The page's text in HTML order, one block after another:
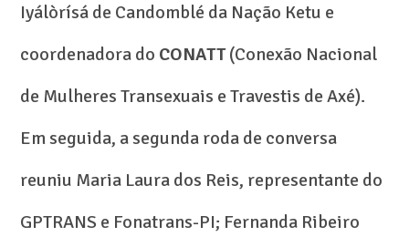
Iyálòrísá de Candomblé da Nação Ketu e
coordenadora do CONATT(Conexão Nacional
de Mulheres Transexuais e Travestis de Axé).
Em seguida, a segunda roda de conversa
reuniu Maria Laura dos Reis, representante do
GPTRANS e Fonatrans-PI; Fernanda Ribeiro